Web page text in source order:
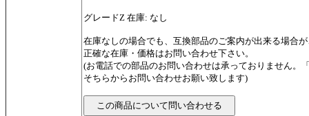
グレードZ 在庫: なし
在庫なしの場合でも、互換部品のご案内が出来る場合
正確な在庫・価格はお問い合わせ下さい。
(お電話での部品のお問い合わせは承っておりません。
そちらからお問い合わせお願い致します)